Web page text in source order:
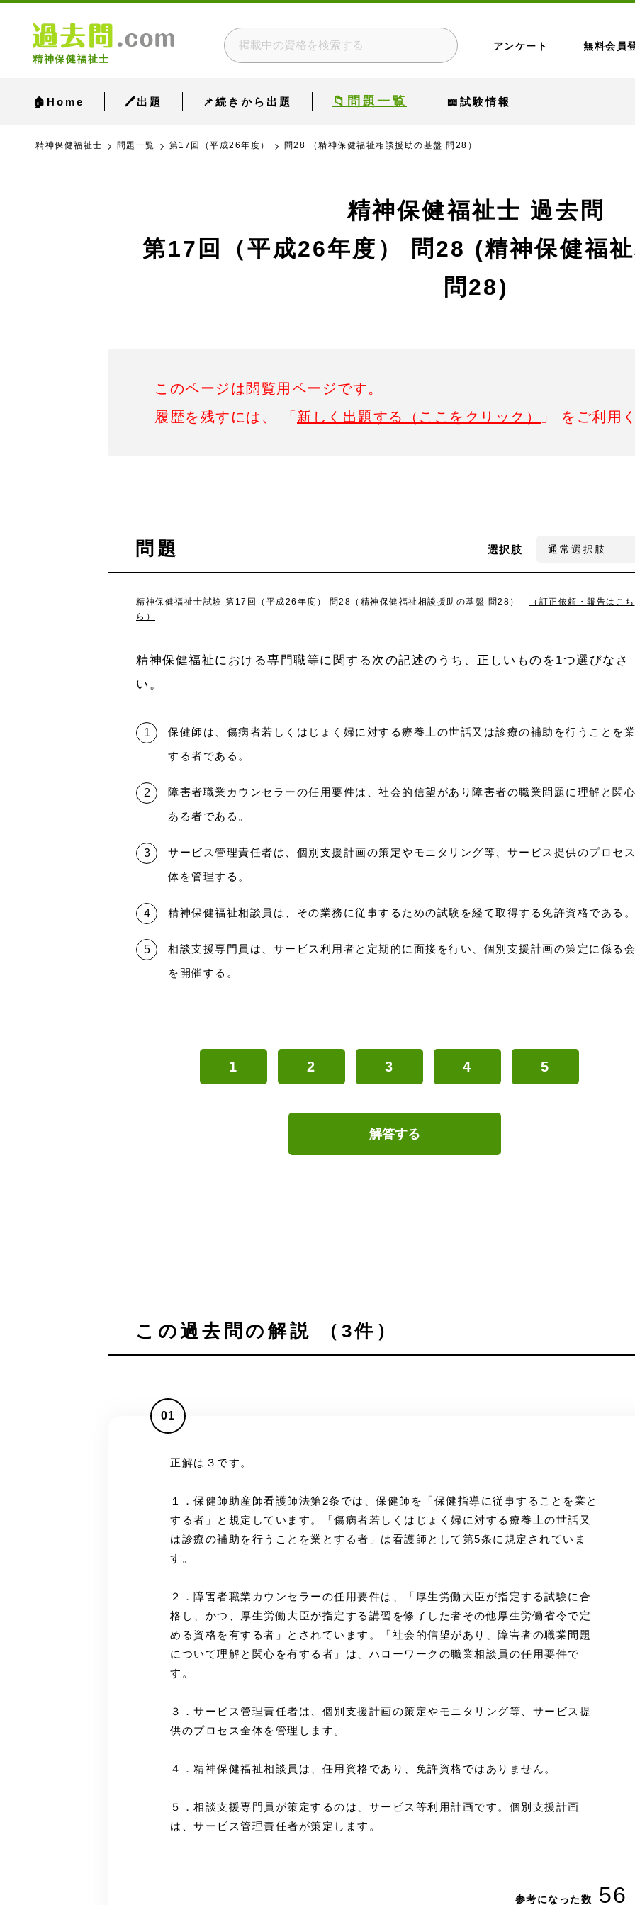
精神保健福祉士
アンケート 無料会員
🏠Home 🖊出題 📌続きから出題 📁問題一覧 📖試験情報
精神保健福祉士 問題一覧 第17回（平成26年度） 問28 （精神保健福祉相談援助の基盤 問28）
精神保健福祉士 過去問
第17回（平成26年度）
問28 (精神保健福
問28)
このページは閲覧用ページです。
履歴を残すには、 「 新しく出題する（ここをクリック） 」 をご利用
問題 選択肢
精神保健福祉士試験 第17回（平成26年度） 問28（精神保健福祉相談援助の基盤 問28）
（訂正依頼・報告はこち
ら）
精神保健福祉における専門職等に関する次の記述のうち、正しいものを1つ選びなさ
い。
保健師は、傷病者若しくはじょく婦に対する療養上の世話又は診療の補助を行うことを業
する者である。
障害者職業カウンセラーの任用要件は、社会的信望があり障害者の職業問題に理解と関
ある者である。
サービス管理責任者は、個別支援計画の策定やモニタリング等、サービス提供のプロセ
体を管理する。
精神保健福祉相談員は、その業務に従事するための試験を経て取得する免許資格である。
相談支援専門員は、サービス利用者と定期的に面接を行い、個別支援計画の策定に係る
を開催する。
1 2 3 4 5
解答する
この過去問の解説 （3件）
01
正解は３です。
１．保健師助産師看護師法第2条では、保健師を「保健指導に従事することを業と
する者」と規定しています。「傷病者若しくはじょく婦に対する療養上の世話又
は診療の補助を行うことを業とする者」は看護師として第5条に規定されていま
す。
２．障害者職業カウンセラーの任用要件は、「厚生労働大臣が指定する試験に合
格し、かつ、厚生労働大臣が指定する講習を修了した者その他厚生労働省令で定
める資格を有する者」とされています。「社会的信望があり、障害者の職業問題
について理解と関心を有する者」は、ハローワークの職業相談員の任用要件で
す。
３．サービス管理責任者は、個別支援計画の策定やモニタリング等、サービス提
供のプロセス全体を管理します。
４．精神保健福祉相談員は、任用資格であり、免許資格ではありません。
５．相談支援専門員が策定するのは、サービス等利用計画です。個別支援計画
は、サービス管理責任者が策定します。
参考になった数 56